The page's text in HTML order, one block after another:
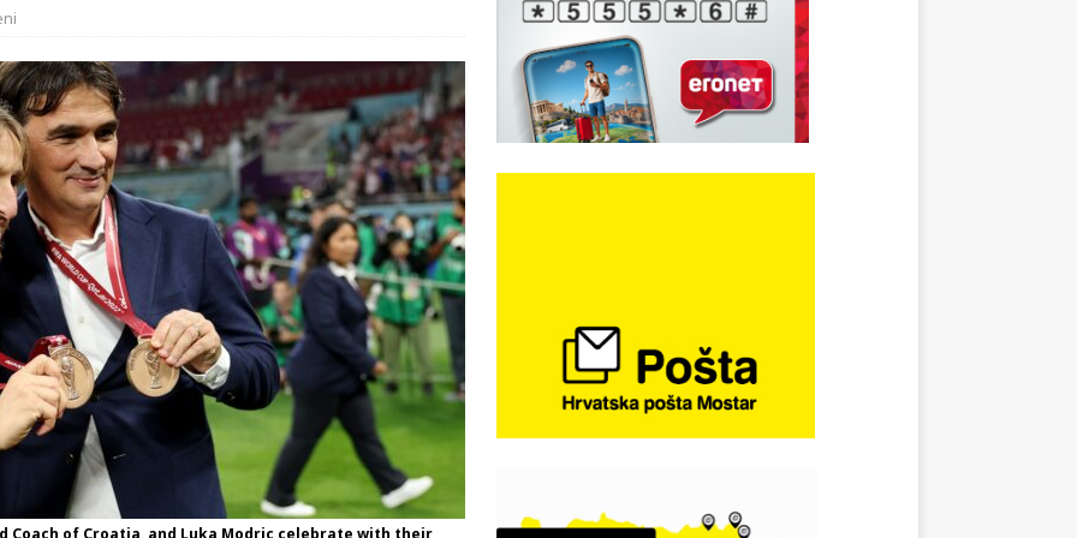
Vozači satima čekaju, dok se drugi ubacuju sa strane
VIJESTI
29. srpnja 2018, preminuo je glazbeni genij Oliver Dragojević
o Oluji: Hrvati imaju što slaviti, dobili su ono što im povijesno
Coach of Croatia, and Luka Modric celebrate with their